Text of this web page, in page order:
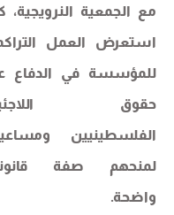
مع الجمعية النرويجية، كما
استعرض العمل التراكمي
للمؤسسة في الدفاع عن
حقوق اللاجئين
الفلسطينيين ومساعيها
لمنحهم صفة قانونية
واضحة.